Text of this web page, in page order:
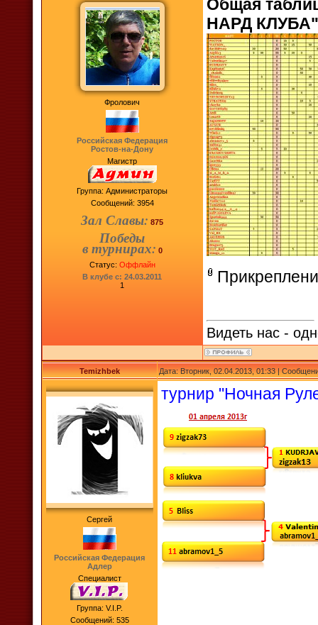
Фролович
Российская Федерация
Ростов-на-Дону
Магистр
Группа: Администраторы
Сообщений: 3954
Зал Славы: 875
Победы
в турнирах: 0
Статус: Оффлайн
В клубе с: 24.03.2011
1
Общая
НАРД
Видеть нас -
Temizhbek Дата: Вторник, 02.04.2013, 01:33 |
Сергей
Российская Федерация
Адлер
Специалист
Группа: V.I.P.
Сообщений: 535
турнир "Ночная